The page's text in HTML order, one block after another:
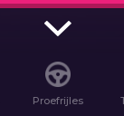
Proefrijles